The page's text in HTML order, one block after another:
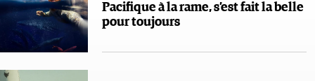
Pacifique à la rame, s’est fait la belle
pour toujours